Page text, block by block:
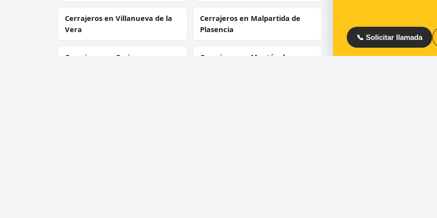
Cerrajeros en Villanueva de la
Vera
Cerrajeros en Malpartida de
Plasencia
Cerrajeros en Coria Cerrajeros en Montánchez
📞 Solicitar llamada